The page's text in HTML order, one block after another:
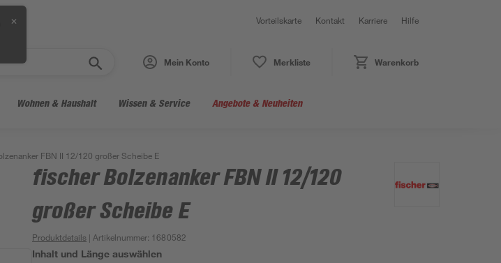
✕ Vorteilskarte Kontakt Karriere Hilfe
Mein Konto Merkliste Warenkorb
Wohnen & Haushalt Wissen & Service Angebote & Neuheiten
FBN II 12/120 großer Scheibe E
fischer Bolzenanker FBN II 12/120
großer Scheibe E
Produktdetails | Artikelnummer: 1680582
Inhalt und Länge auswählen